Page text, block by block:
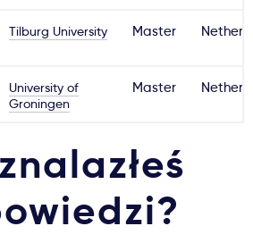
Tilburg University Master
University of
Groningen
Master